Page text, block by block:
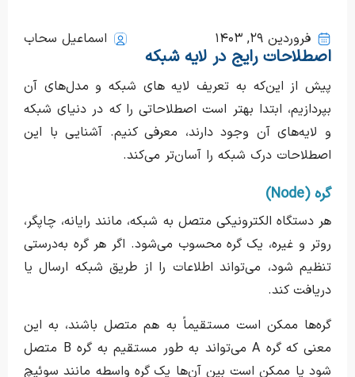
اسماعیل سحاب فروردین ۲۹, ۱۴۰۳
اصطلاحات رایج در لایه شبکه
پیش از این‌که به تعریف لایه های شبکه و مدل‌های آن
بپردازیم، ابتدا بهتر است اصطلاحاتی را که در دنیای شبکه
و لایه‌های آن وجود دارند، معرفی کنیم. آشنایی با این
اصطلاحات درک شبکه را آسان‌تر می‌کند.
گره (Node)
هر دستگاه الکترونیکی متصل به شبکه، مانند رایانه، چاپگر،
روتر و غیره، یک گره محسوب می‌شود. اگر هر گره به‌درستی
تنظیم شود، می‌تواند اطلاعات را از طریق شبکه ارسال یا
دریافت کند.
گره‌ها ممکن است مستقیماً به هم متصل باشند، به این
معنی که گره A می‌تواند به طور مستقیم به گره B متصل
شود یا ممکن است بین آن‌ها یک گره واسطه مانند سوئیچ